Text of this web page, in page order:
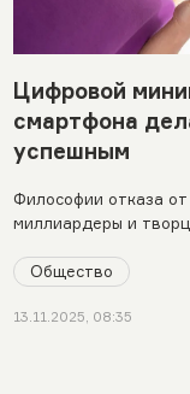
Цифровой
смартфона
успешным
Философии отказа
миллиардеры и
Общество
13.11.2025, 08:35